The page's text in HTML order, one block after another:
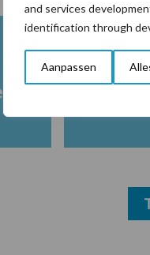
and services
identification through
Aanpassen